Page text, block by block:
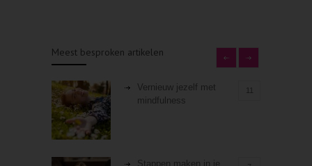
Meest besproken artikelen
Vernieuw jezelf met
mindfulness
Stappen maken in je